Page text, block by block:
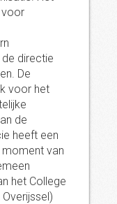
voor
directie
De
voor het
de
heeft een
van
het College